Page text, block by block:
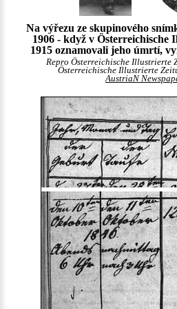
Na výřezu ze skupinového
1906 - když v Österreichische
1915 oznamovali jeho úmrtí,
Repro Österreichische Illustrierte
Österreichische Illustrierte
AustriaN